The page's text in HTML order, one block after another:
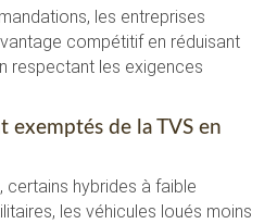
les entreprises
compétitif en réduisant
respectant les exigences
exemptés de la TVS en
certains hybrides à faible
les véhicules loués moins